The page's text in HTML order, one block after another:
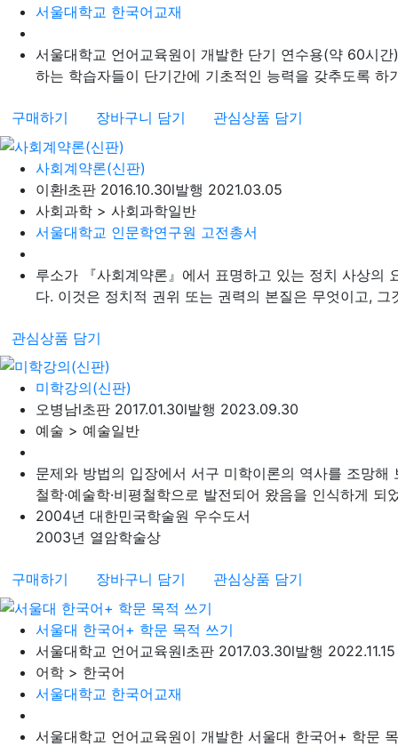
서울대학교 한국어교재
서울대학교 언어교육원이 개발한 단기 연수용(약 60시
하는 학습자들이 단기간에 기초적인 능력을 갖추도록 하
구매하기 장바구니 담기 관심상품 담기
사회계약론(신판)
이환l초판 2016.10.30l발행 2021.03.05
사회과학 > 사회과학일반
서울대학교 인문학연구원 고전총서
루소가 『사회계약론』에서 표명하고 있는 정치 사상의
다. 이것은 정치적 권위 또는 권력의 본질은 무엇이고, 그
관심상품 담기
미학강의(신판)
오병남l초판 2017.01.30l발행 2023.09.30
예술 > 예술일반
문제와 방법의 입장에서 서구 미학이론의 역사를 조망
철학·예술학·비평철학으로 발전되어 왔음을 인식하게 되
2004년 대한민국학술원 우수도서
2003년 열암학술상
구매하기 장바구니 담기 관심상품 담기
서울대 한국어+ 학문 목적 쓰기
서울대학교 언어교육원l초판 2017.03.30l발행 2022.11.15
어학 > 한국어
서울대학교 한국어교재
서울대학교 언어교육원이 개발한 서울대 한국어+ 학문